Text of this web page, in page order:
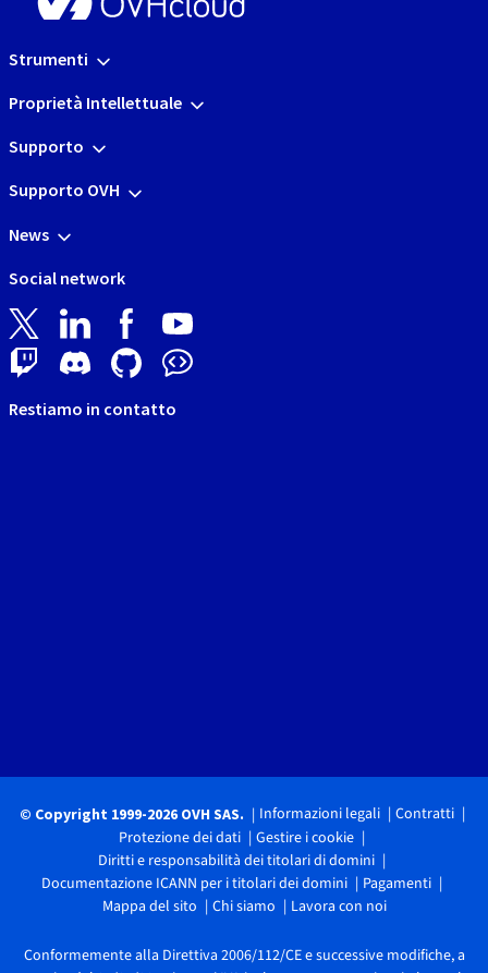
Strumenti
Proprietà Intellettuale
Supporto
Supporto OVH
News
Social network
Restiamo in contatto
© Copyright 1999-2026 OVH SAS. Informazioni legali
Contratti
Protezione dei dati
Gestire i cookie
Diritti e responsabilità dei titolari di domini
Documentazione ICANN per i titolari dei domini
Pagamenti
Mappa del sito
Chi siamo Lavora con noi
Conformemente alla Direttiva 2006/112/CE e successive modifiche, a